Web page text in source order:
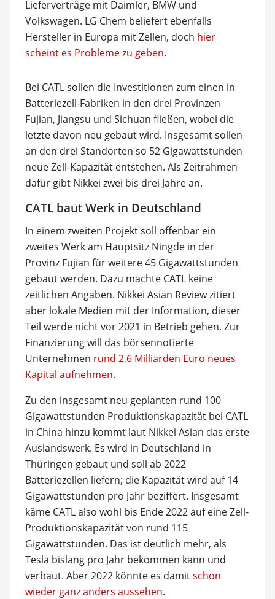
Lieferverträge mit Daimler, BMW und
Volkswagen. LG Chem beliefert ebenfalls
Hersteller in Europa mit Zellen, doch hier
scheint es Probleme zu geben.
Bei CATL sollen die Investitionen zum einen in
Batteriezell-Fabriken in den drei Provinzen
Fujian, Jiangsu und Sichuan fließen, wobei die
letzte davon neu gebaut wird. Insgesamt sollen
an den drei Standorten so 52 Gigawattstunden
neue Zell-Kapazität entstehen. Als Zeitrahmen
dafür gibt Nikkei zwei bis drei Jahre an.
CATL baut Werk in Deutschland
In einem zweiten Projekt soll offenbar ein
zweites Werk am Hauptsitz Ningde in der
Provinz Fujian für weitere 45 Gigawattstunden
gebaut werden. Dazu machte CATL keine
zeitlichen Angaben. Nikkei Asian Review zitiert
aber lokale Medien mit der Information, dieser
Teil werde nicht vor 2021 in Betrieb gehen. Zur
Finanzierung will das börsennotierte
Unternehmen rund 2,6 Milliarden Euro neues
Kapital aufnehmen.
Zu den insgesamt neu geplanten rund 100
Gigawattstunden Produktionskapazität bei CATL
in China hinzu kommt laut Nikkei Asian das erste
Auslandswerk. Es wird in Deutschland in
Thüringen gebaut und soll ab 2022
Batteriezellen liefern; die Kapazität wird auf 14
Gigawattstunden pro Jahr beziffert. Insgesamt
käme CATL also wohl bis Ende 2022 auf eine Zell-
Produktionskapazität von rund 115
Gigawattstunden. Das ist deutlich mehr, als
Tesla bislang pro Jahr bekommen kann und
verbaut. Aber 2022 könnte es damitschon
wieder ganz anders aussehen.